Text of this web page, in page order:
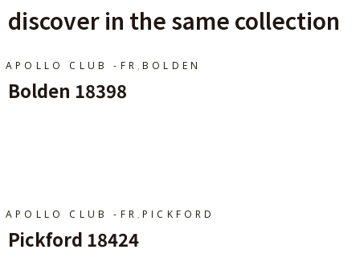
discover in the same collection
APOLLO CLUB -FR , BOLDEN
Bolden 18398
APOLLO CLUB -FR , PICKFORD
Pickford 18424